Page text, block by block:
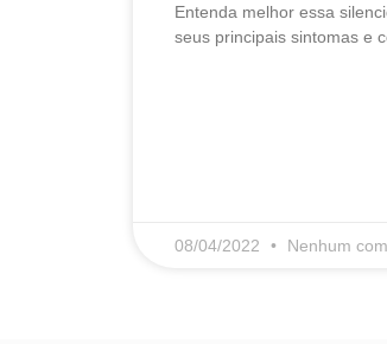
Entenda melhor essa
seus principais sintomas e
08/04/2022 Nenhum